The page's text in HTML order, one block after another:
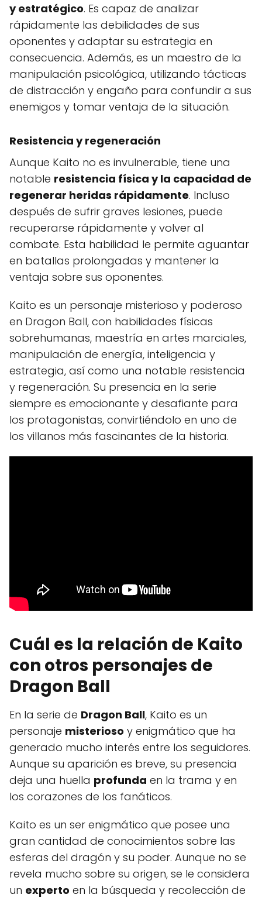
y estratégico. Es capaz de analizar
rápidamente las debilidades de sus
oponentes y adaptar su estrategia en
consecuencia. Además, es un maestro de la
manipulación psicológica, utilizando tácticas
de distracción y engaño para confundir a sus
enemigos y tomar ventaja de la situación.
Resistencia y regeneración
Aunque Kaito no es invulnerable, tiene una
notable resistencia física y la capacidad de
regenerar heridas rápidamente. Incluso
después de sufrir graves lesiones, puede
recuperarse rápidamente y volver al
combate. Esta habilidad le permite aguantar
en batallas prolongadas y mantener la
ventaja sobre sus oponentes.
Kaito es un personaje misterioso y poderoso
en Dragon Ball, con habilidades físicas
sobrehumanas, maestría en artes marciales,
manipulación de energía, inteligencia y
estrategia, así como una notable resistencia
y regeneración. Su presencia en la serie
siempre es emocionante y desafiante para
los protagonistas, convirtiéndolo en uno de
los villanos más fascinantes de la historia.
Cuál es la relación de Kaito
con otros personajes de
Dragon Ball
En la serie de Dragon Ball, Kaito es un
personaje misterioso y enigmático que ha
generado mucho interés entre los seguidores.
Aunque su aparición es breve, su presencia
deja una huella profunda en la trama y en
los corazones de los fanáticos.
Kaito es un ser enigmático que posee una
gran cantidad de conocimientos sobre las
esferas del dragón y su poder. Aunque no se
revela mucho sobre su origen, se le considera
un experto en la búsqueda y recolección de